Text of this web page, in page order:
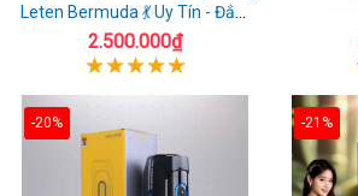
Leten Bermuda 💃 Uy Tín - Đắm
Chìm Đê Mê
2.500.000₫
-20% -21%